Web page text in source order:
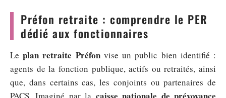
Préfon retraite : comprendre le PER
dédié aux fonctionnaires
Leplan retraite Préfonvise un public bien identifié :
agents de la fonction publique, actifs ou retraités, ainsi
que, dans certains cas, les conjoints ou partenaires de